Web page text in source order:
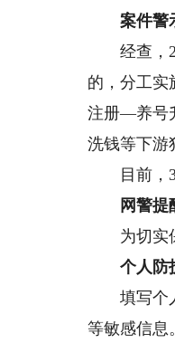
案件警
经查，
的，分工实
注册—养号
洗钱等下游
目前，3
网警提
为切实保
个人防
填写个人
等敏感信息